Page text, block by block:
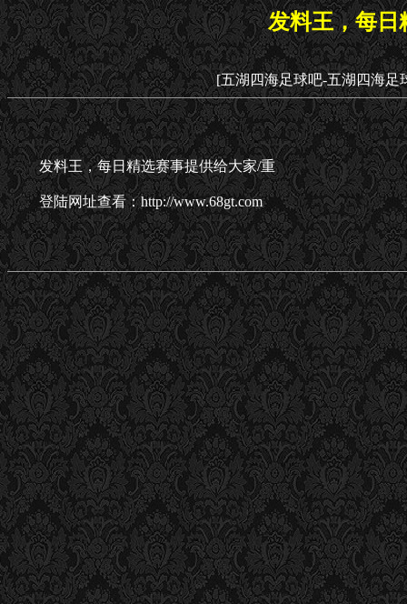
发料王，每日
[五湖四海足球吧-五湖四海足
发料王，每日精选赛事提供给大家/重
登陆网址查看：http://www.68gt.com